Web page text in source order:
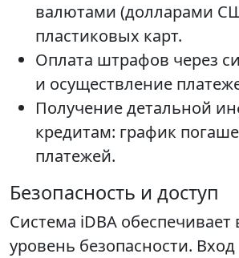
валютами (долларами
пластиковых карт.
Оплата штрафов через
и осуществление
Получение детальной
кредитам: график
платежей.
Безопасность и доступ
Система iDBA
уровень безопасности. Вход